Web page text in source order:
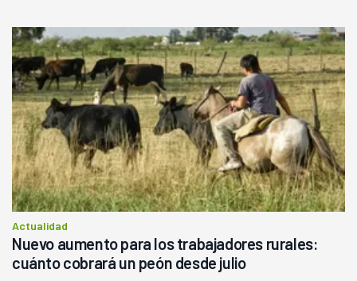
Actualidad
Nuevo aumento para los trabajadores rurales:
cuánto cobrará un peón desde julio